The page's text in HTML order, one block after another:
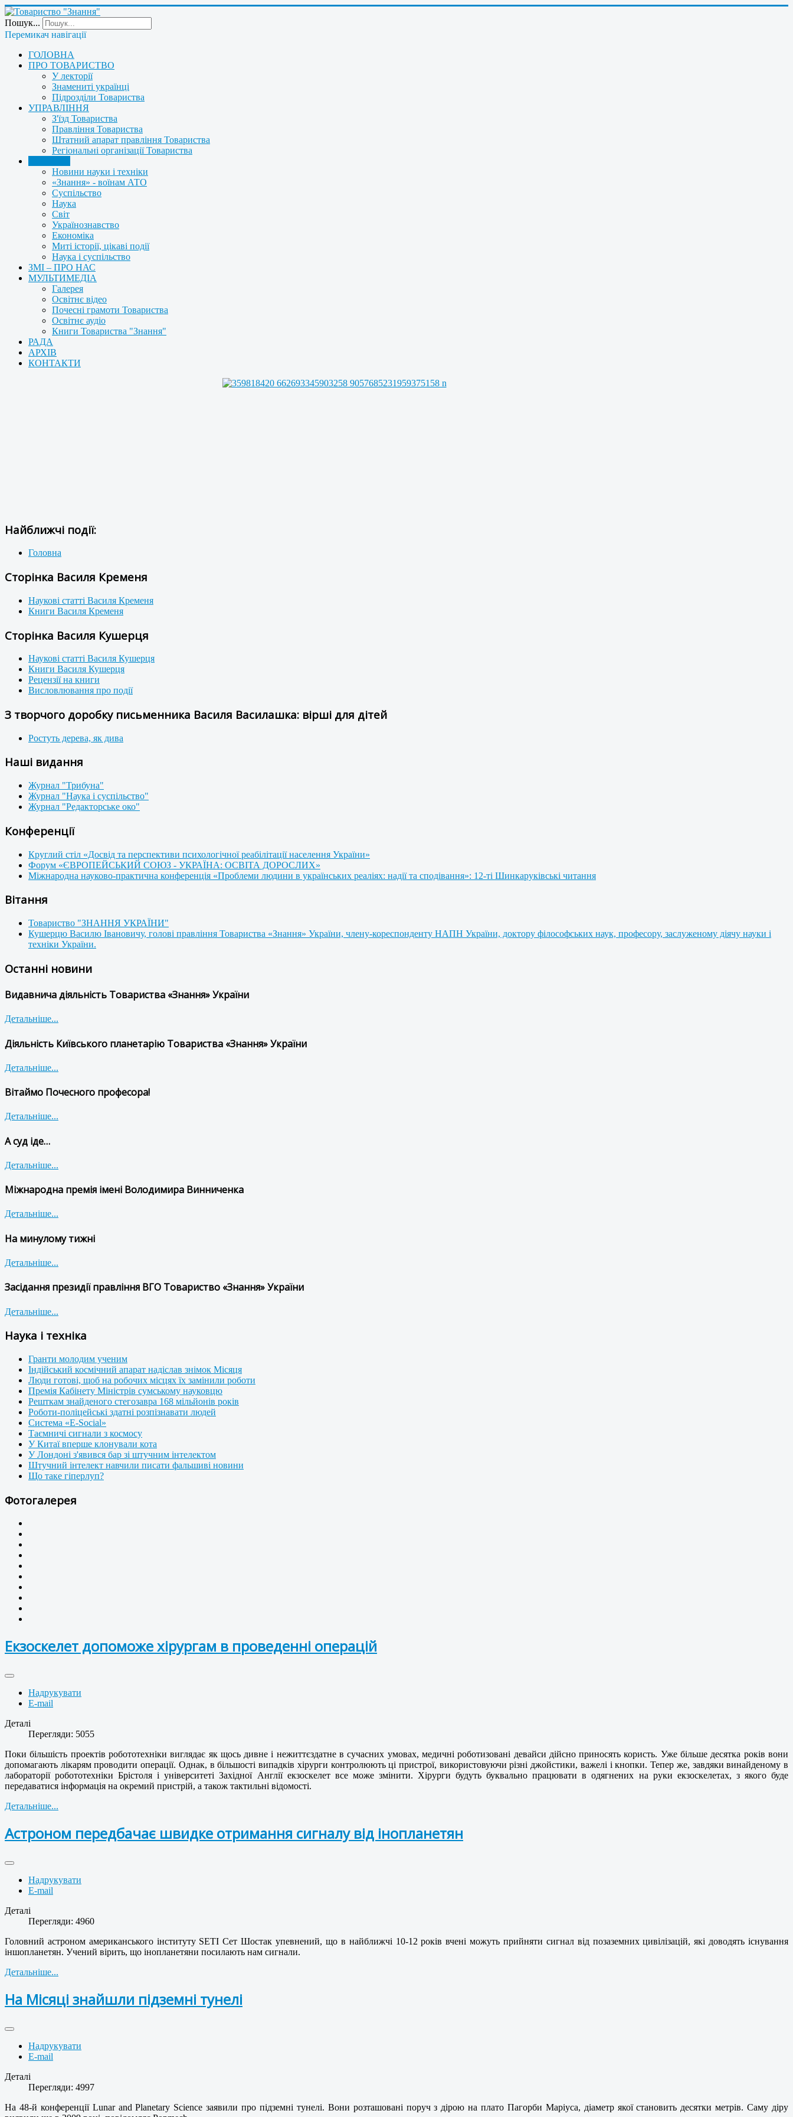
Пошук...
Перемикач навігації
ГОЛОВНА
ПРО ТОВАРИСТВО
У лекторії
Знамениті українці
Підрозділи Товариства
УПРАВЛІННЯ
З'їзд Товариства
Правління Товариства
Штатний апарат правління Товариства
Регіональні організації Товариства
Новини науки і техніки
«Знання» - воїнам АТО
Суспільство
Наука
Світ
Українознавство
Економіка
Миті історії, цікаві події
Наука і суспільство
ЗМІ – ПРО НАС
МУЛЬТИМЕДІА
Галерея
Освітнє відео
Почесні грамоти Товариства
Освітнє аудіо
Книги Товариства "Знання"
РАДА
АРХІВ
КОНТАКТИ
Найближчі події:
Головна
Сторінка Василя Кременя
Наукові статті Василя Кременя
Книги Василя Кременя
Сторінка Василя Кушерця
Наукові статті Василя Кушерця
Книги Василя Кушерця
Рецензії на книги
Висловлювання про події
З творчого доробку письменника Василя Василашка: вірші для дітей
Ростуть дерева, як дива
Наші видання
Журнал "Трибуна"
Журнал "Наука і суспільство"
Журнал "Редакторське око"
Конференції
Круглий стіл «Досвід та перспективи психологічної реабілітації населення України»
Форум «ЄВРОПЕЙСЬКИЙ СОЮЗ - УКРАЇНА: ОСВІТА ДОРОСЛИХ»
Міжнародна науково-практична конференція «Проблеми людини в українських реаліях: надії та сподівання»: 12-ті Шинкаруківські читання
Вітання
Товариство "ЗНАННЯ УКРАЇНИ"
Кушерцю Василю Івановичу, голові правління Товариства «Знання» України, члену-кореспонденту НАПН України, доктору філософських наук, професору, заслуженому діячу науки і
техніки України.
Останні новини
Видавнича діяльність Товариства «Знання» України
Детальніше...
Діяльність Київського планетарію Товариства «Знання» України
Детальніше...
Вітаймо Почесного професора!
Детальніше...
А суд іде…
Детальніше...
Міжнародна премія імені Володимира Винниченка
Детальніше...
На минулому тижні
Детальніше...
Засідання президії правління ВГО Товариство «Знання» України
Детальніше...
Наука і техніка
Гранти молодим ученим
Індійський космічний апарат надіслав знімок Місяця
Люди готові, щоб на робочих місцях їх замінили роботи
Премія Кабінету Міністрів сумському науковцю
Решткам знайденого стегозавра 168 мільйонів років
Роботи-поліцейські здатні розпізнавати людей
Система «E-Social»
Таємничі сигнали з космосу
У Китаї вперше клонували кота
У Лондоні з'явився бар зі штучним інтелектом
Штучний інтелект навчили писати фальшиві новини
Що таке гіперлуп?
Фотогалерея
Екзоскелет допоможе хірургам в проведенні операцій
Надрукувати
E-mail
Деталі
Перегляди: 5055
Поки більшість проектів робототехніки виглядає як щось дивне і нежиттєздатне в сучасних умовах, медичні роботизовані девайси дійсно приносять користь. Уже більше десятка років вони
допомагають лікарям проводити операції. Однак, в більшості випадків хірурги контролюють ці пристрої, використовуючи різні джойстики, важелі і кнопки. Тепер же, завдяки винайденому в
лабораторії робототехніки Брістоля і університеті Західної Англії екзоскелет все може змінити. Хірурги будуть буквально працювати в одягнених на руки екзоскелетах, з якого буде
передаватися інформація на окремий пристрій, а також тактильні відомості.
Детальніше...
Астроном передбачає швидке отримання сигналу від інопланетян
Надрукувати
E-mail
Деталі
Перегляди: 4960
Головний астроном американського інституту SETI Сет Шостак упевнений, що в найближчі 10-12 років вчені можуть прийняти сигнал від позаземних цивілізацій, які доводять існування
іншопланетян. Учений вірить, що інопланетяни посилають нам сигнали.
Детальніше...
На Місяці знайшли підземні тунелі
Надрукувати
E-mail
Деталі
Перегляди: 4997
На 48-й конференції Lunar and Planetary Science заявили про підземні тунелі. Вони розташовані поруч з дірою на плато Пагорби Маріуса, діаметр якої становить десятки метрів. Саму діру